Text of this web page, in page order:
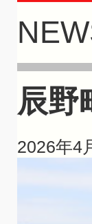
辰野
2026年4